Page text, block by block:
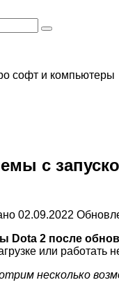
софт и компьютеры
с
02.09.2022
Dota 2 после
или работать
несколько